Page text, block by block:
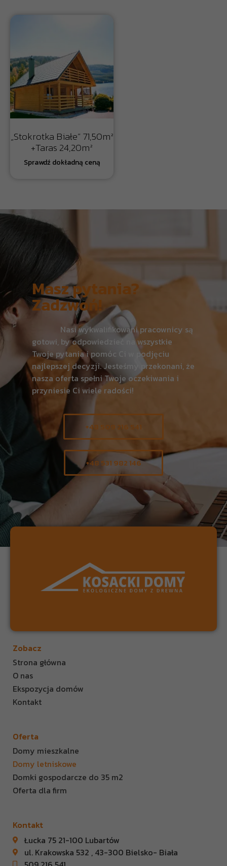
„Stokrotka Białe” 71,50m²
+Taras 24,20m²
Masz pytania?
Zadzwoń!
Nasi wykwalifikowani pracownicy są
gotowi, by odpowiedzieć na wszystkie
Twoje pytania i pomóc Ci w podjęciu
najlepszej decyzji. Jesteśmy przekonani, że
nasza oferta spełni Twoje oczekiwania i
przyniesie Ci wiele radości!
+48 509 216 541
+48 531 982 146
Zobacz
Strona główna
O nas
Ekspozycja domów
Kontakt
Oferta
Domy mieszkalne
Domy letniskowe
Domki gospodarcze do 35 m2
Oferta dla firm
Kontakt
Łucka 75 21-100 Lubartów
ul. Krakowska 532 , 43-300 Bielsko- Biała